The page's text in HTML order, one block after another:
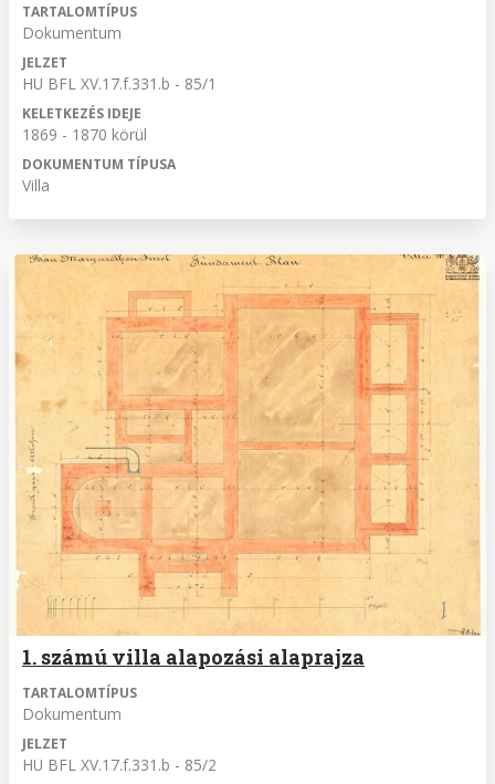
TARTALOMTÍPUS
Dokumentum
JELZET
HU BFL XV.17.f.331.b - 85/1
KELETKEZÉS IDEJE
1869 - 1870 körül
DOKUMENTUM TÍPUSA
Villa
1. számú villa alapozási alaprajza
TARTALOMTÍPUS
Dokumentum
JELZET
HU BFL XV.17.f.331.b - 85/2